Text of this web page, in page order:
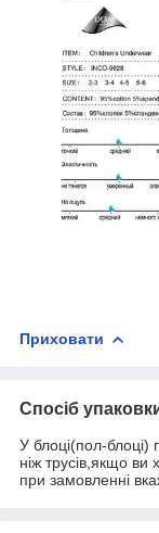
Приховати
Спосіб
У блоці(пол-блоці)
ніж трусів,якщо ви
при замовленні